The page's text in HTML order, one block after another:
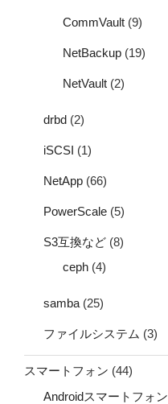
CommVault (9)
NetBackup (19)
NetVault (2)
drbd (2)
iSCSI (1)
NetApp (66)
PowerScale (5)
S3互換など (8)
ceph (4)
samba (25)
ファイルシステム (3)
スマートフォン (44)
Androidスマートフォン